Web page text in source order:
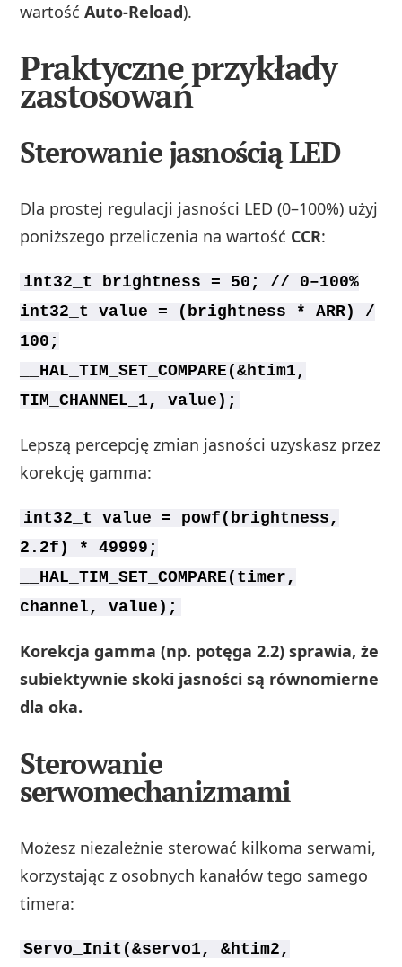
wartośćAuto-Reload).
Praktyczne przykłady
zastosowań
Sterowanie jasnością LED
Dla prostej regulacji jasności LED (0–100%) użyj
poniższego przeliczenia na wartość CCR:
int32_t brightness = 50; // 0–100%
int32_t value = (brightness * ARR) /
100;
__HAL_TIM_SET_COMPARE(&htim1,
TIM_CHANNEL_1, value);
Lepszą percepcję zmian jasności uzyskasz przez
korekcję gamma:
int32_t value = powf(brightness,
2.2f) * 49999;
__HAL_TIM_SET_COMPARE(timer,
channel, value);
Korekcja gamma (np. potęga 2.2) sprawia, że
subiektywnie skoki jasności są równomierne
dla oka.
Sterowanie
serwomechanizmami
Możesz niezależnie sterować kilkoma serwami,
korzystając z osobnych kanałów tego samego
timera:
Servo_Init(&servo1, &htim2,